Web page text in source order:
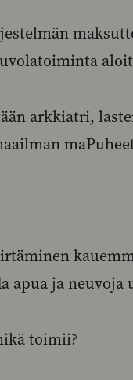
arkkiatri,
apua ja
toimii?